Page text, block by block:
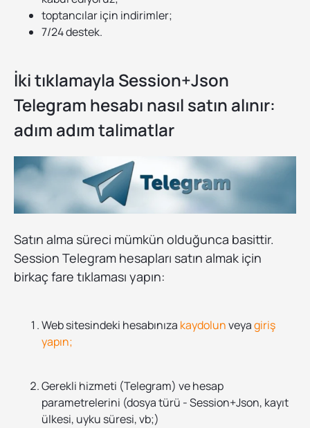
toptancılar için indirimler;
7/24 destek.
İki tıklamayla Session+Json
Telegram hesabı nasıl satın alınır:
adım adım talimatlar
Satın alma süreci mümkün olduğunca basittir.
Session Telegram hesapları satın almak için
birkaç fare tıklaması yapın:
Web sitesindeki hesabınıza kaydolunveyagiriş
yapın;
Gerekli hizmeti (Telegram) ve hesap
parametrelerini (dosya türü - Session+Json, kayıt
ülkesi, uyku süresi, vb;)